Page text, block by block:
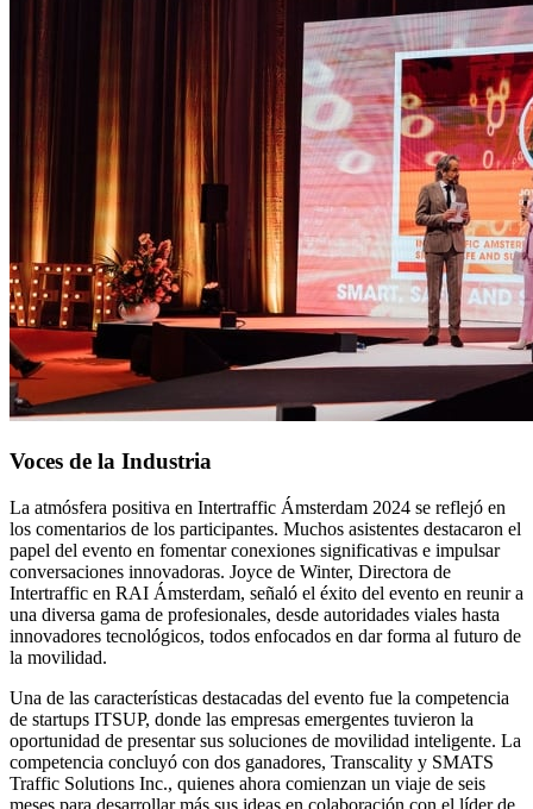
Voces de la Industria
La atmósfera positiva en Intertraffic Ámsterdam 2024 se reflejó en
los comentarios de los participantes. Muchos asistentes destacaron el
papel del evento en fomentar conexiones significativas e impulsar
conversaciones innovadoras. Joyce de Winter, Directora de
Intertraffic en RAI Ámsterdam, señaló el éxito del evento en reunir a
una diversa gama de profesionales, desde autoridades viales hasta
innovadores tecnológicos, todos enfocados en dar forma al futuro de
la movilidad.
Una de las características destacadas del evento fue la competencia
de startups ITSUP, donde las empresas emergentes tuvieron la
oportunidad de presentar sus soluciones de movilidad inteligente. La
competencia concluyó con dos ganadores, Transcality y SMATS
Traffic Solutions Inc., quienes ahora comienzan un viaje de seis
meses para desarrollar más sus ideas en colaboración con el líder de